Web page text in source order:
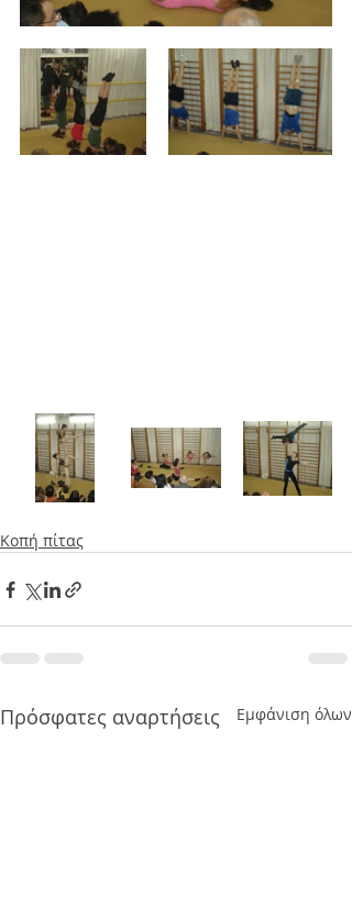
Κοπή πίτας
Πρόσφατες αναρτήσεις Εμφάνιση όλων